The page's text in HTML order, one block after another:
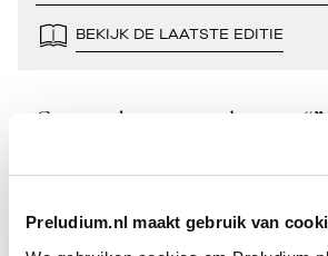
Preludium.nl maakt gebruik van
BEKIJK DE LAATSTE EDITIE
Geen resultaten gevonden voor “”.